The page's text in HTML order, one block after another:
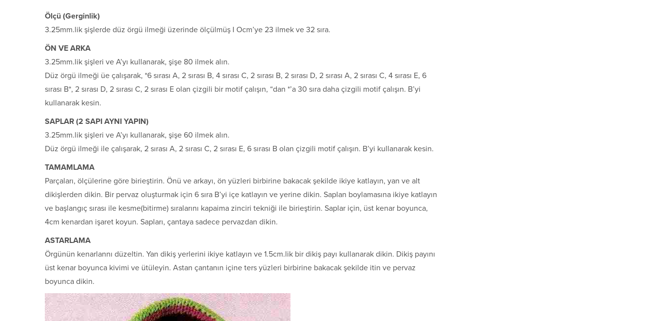
Ölçü (Gerginlik)
3.25mm.lik şişlerde düz örgü ilmeği üzerinde ölçülmüş I Ocm’ye 23 ilmek ve 32 sıra.
ÖN VE ARKA
3.25mm.lik şişleri ve A’yı kullanarak, şişe 80 ilmek alın.
Düz örgü ilmeği üe çalışarak, *6 sırası A, 2 sırası B, 4 sırası C, 2 sırası B, 2 sırası D, 2 sırası A, 2 sırası C, 4 sırası E, 6
sırası B*, 2 sırası D, 2 sırası C, 2 sırası E olan çizgili bir motif çalışın, “dan *’a 30 sıra daha çizgili motif çalışın. B’yi
kullanarak kesin.
SAPLAR (2 SAPI AYNI YAPIN)
3.25mm.lik şişleri ve A’yı kullanarak, şişe 60 ilmek alın.
Düz örgü ilmeği ile çalışarak, 2 sırası A, 2 sırası C, 2 sırası E, 6 sırası B olan çizgili motif çalışın. B’yi kullanarak kesin.
TAMAMLAMA
Parçaları, ölçülerine göre birieştirin. Önü ve arkayı, ön yüzleri birbirine bakacak şekilde ikiye katlayın, yan ve alt
dikişlerden dikin. Bir pervaz oluşturmak için 6 sıra B’yi içe katlayın ve yerine dikin. Saplan boylamasına ikiye katlayın
ve başlangıç sırası ile kesme(bitirme) sıralarını kapaima zinciri tekniği ile birieştirin. Saplar için, üst kenar boyunca,
4cm kenardan işaret koyun. Sapları, çantaya sadece pervazdan dikin.
ASTARLAMA
Örgünün kenarlannı düzeltin. Yan dikiş yerlerini ikiye katlayın ve 1.5cm.lik bir dikiş payı kullanarak dikin. Dikiş payını
üst kenar boyunca kivimi ve ütüleyin. Astan çantanın içine ters yüzleri birbirine bakacak şekilde itin ve pervaz
boyunca dikin.